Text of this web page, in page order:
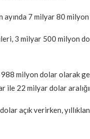
ayında 7 milyar 80
3 milyar 500 milyon
988 milyon dolar olarak
22 milyar dolar
açık verirken,